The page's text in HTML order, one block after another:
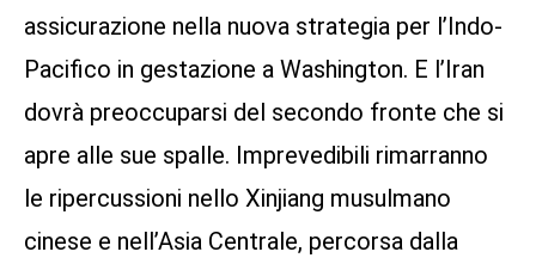
assicurazione nella nuova strategia per l’Indo-
Pacifico in gestazione a Washington. E l’Iran
dovrà preoccuparsi del secondo fronte che si
apre alle sue spalle. Imprevedibili rimarranno
le ripercussioni nello Xinjiang musulmano
cinese e nell’Asia Centrale, percorsa dalla